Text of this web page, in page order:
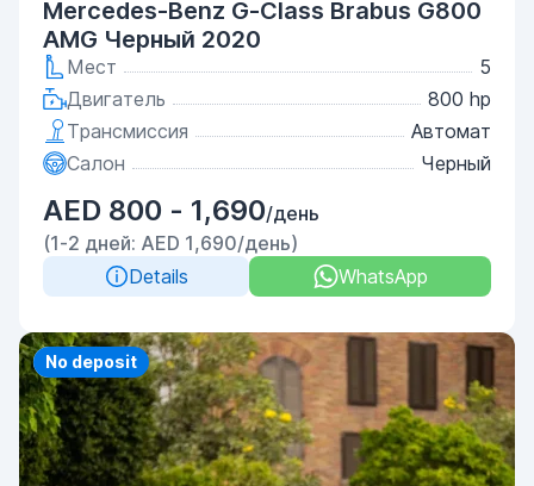
Mercedes-Benz G-Class Brabus G800
AMG Черный 2020
Мест
5
Двигатель
800 hp
Трансмиссия
Автомат
Салон
Черный
AED 800 - 1,690/день
(1-2 дней: AED 1,690/день)
Details
WhatsApp
Priority
No deposit